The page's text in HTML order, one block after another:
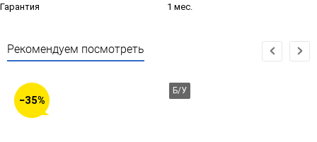
Гарантия
1 мес.
Рекомендуем посмотреть
−35%
Б/У